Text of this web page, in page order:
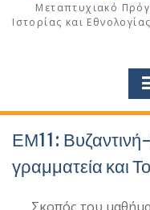
Μεταπτυχιακό
Ιστορίας και
ΕΜ11:
γραμματεία και